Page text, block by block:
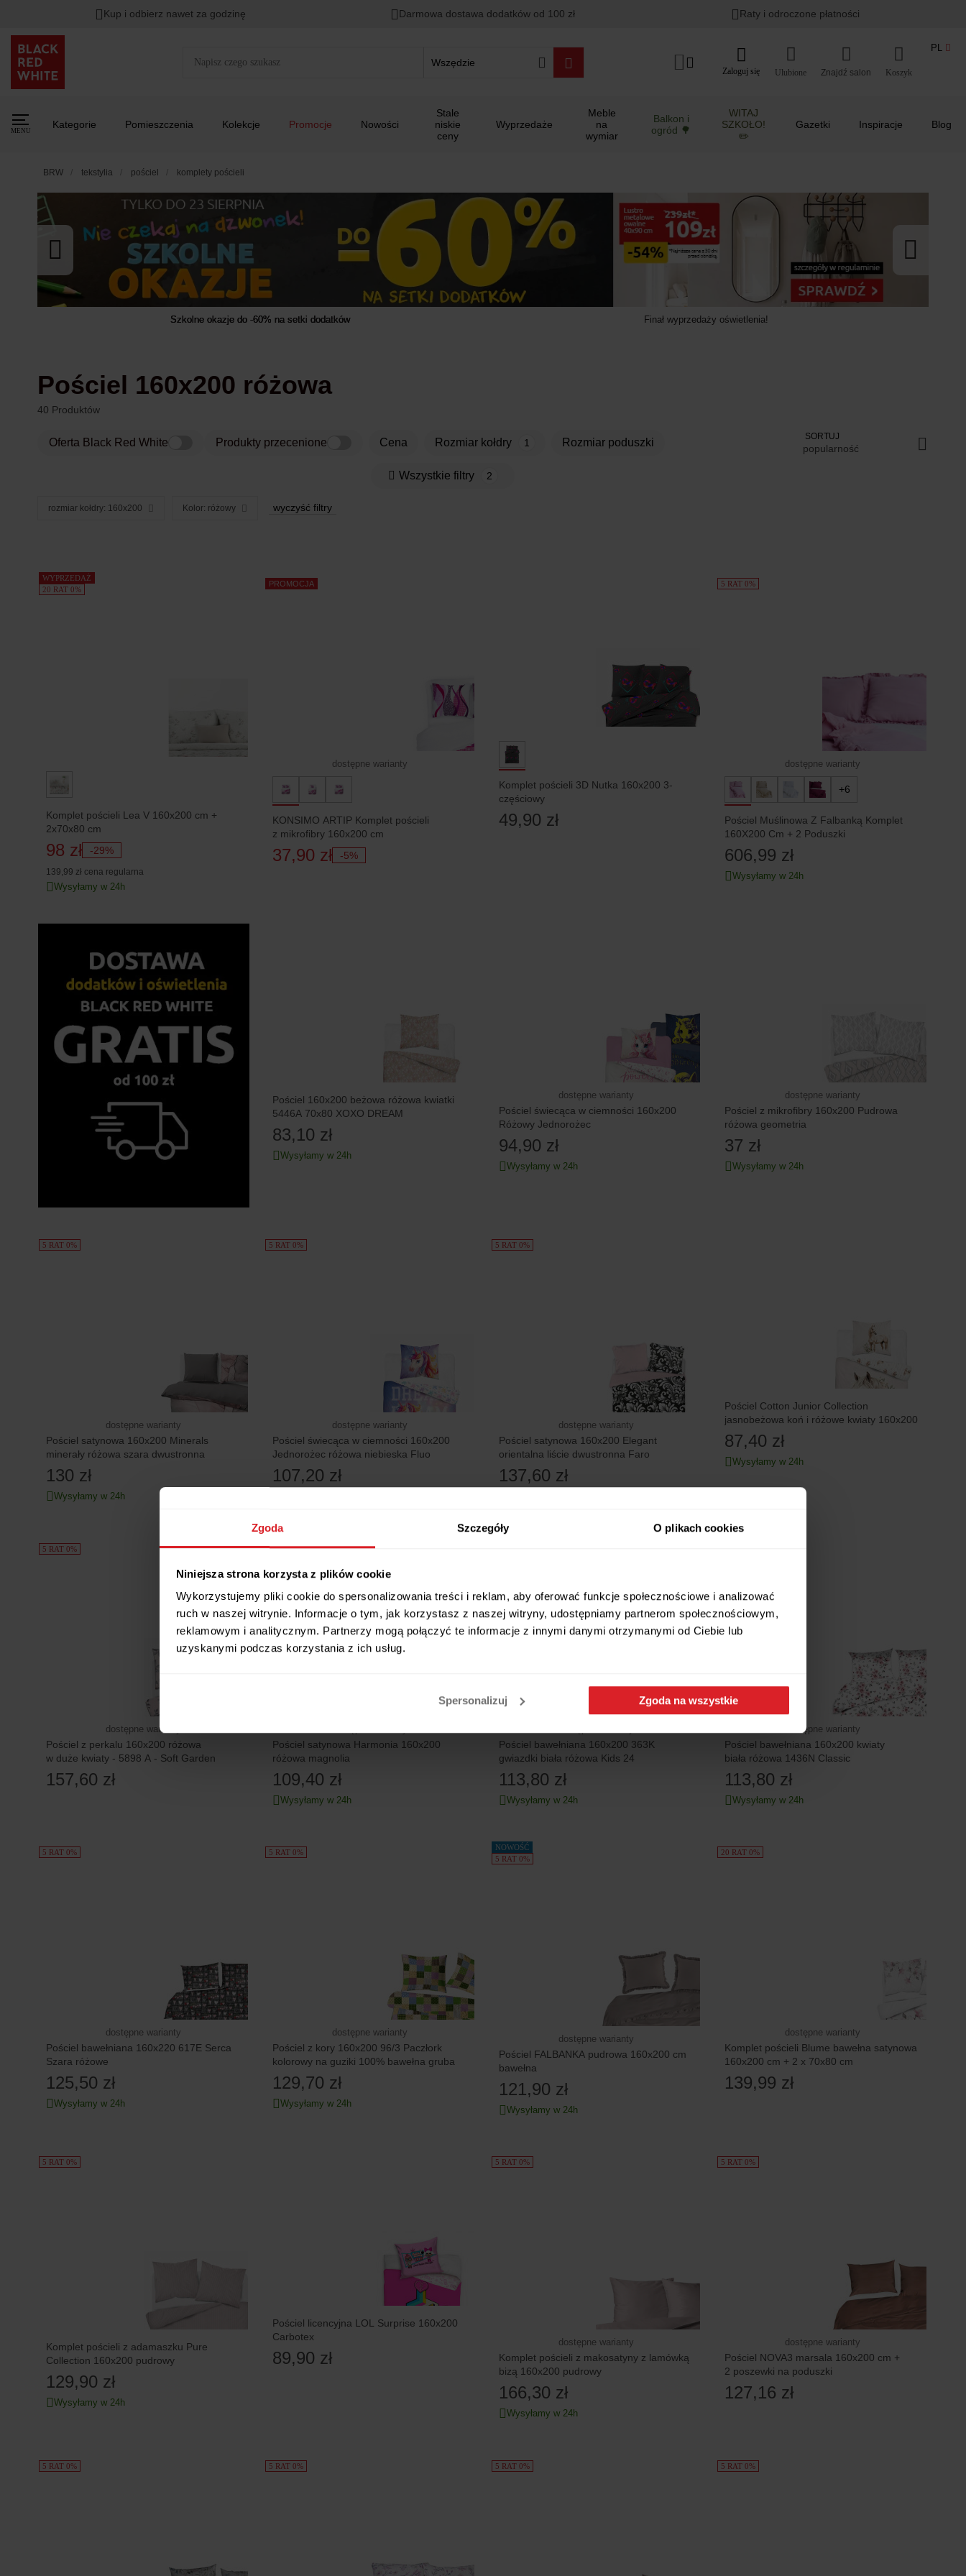
Zgoda Szczegóły O plikach cookies
Niniejsza strona korzysta z plików cookie
Wykorzystujemy pliki cookie do spersonalizowania treści i reklam, aby oferować funkcje społecznościowe i analizować
ruch w naszej witrynie. Informacje o tym, jak korzystasz z naszej witryny, udostępniamy partnerom społecznościowym,
reklamowym i analitycznym. Partnerzy mogą połączyć te informacje z innymi danymi otrzymanymi od Ciebie lub
uzyskanymi podczas korzystania z ich usług.
Spersonalizuj Zgoda na wszystkie
Rabat naHITY DNIA przy zapisie na Newsletter. 00 : Lato w ogrodzie i na balkonie >
Kup i odbierz nawet za godzinę Darmowa dostawa dodatków od 100 zł Raty i odroczone płatności
Wszędzie
Zaloguj się Ulubione Koszyk
PL
MENU
Kategorie Pomieszczenia Kolekcje Promocje Nowości
Stale
niskie
ceny
Wyprzedaże
Meble
na
wymiar
Balkon i
ogród 🌳
WITAJ
SZKOŁO!
✏️
Gazetki Inspiracje Blog
BRW tekstylia pościel komplety pościeli
Szkolne okazje do -60% na setki dodatków Finał wyprzedaży oświetlenia!
Pościel 160x200 różowa
40 Produktów
Oferta Black Red White Produkty przecenione Cena rozmiar kołdry 1 rozmiar poduszki
Wszystkie filtry 2
rozmiar kołdry: 160x200 Kolor: różowy wyczyść filtry
SORTUJ
popularność
Produkty
WYPRZEDAŻ
20 RAT 0%
Komplet pościeli Lea V 160x200 cm +
2x70x80 cm
98 zł -29%
139,99 zł cena regularna
Wysyłamy w 24h
PROMOCJA
dostępne warianty
KONSIMO ARTIP Komplet pościeli
z mikrofibry 160x200 cm
37,90 zł -5%
Komplet pościeli 3D Nutka 160x200 3-
częściowy
49,90 zł
5 RAT 0%
dostępne warianty
+6
Pościel Muślinowa Z Falbanką Komplet
160X200 Cm + 2 Poduszki
606,99 zł
Wysyłamy w 24h
Pościel 160x200 beżowa różowa kwiatki
5446A 70x80 XOXO DREAM
83,10 zł
Wysyłamy w 24h
dostępne warianty
Pościel świecąca w ciemności 160x200
Różowy Jednorożec
94,90 zł
Wysyłamy w 24h
dostępne warianty
Pościel z mikrofibry 160x200 Pudrowa
różowa geometria
37 zł
Wysyłamy w 24h
5 RAT 0%
dostępne warianty
Pościel satynowa 160x200 Minerals
minerały różowa szara dwustronna
130 zł
Wysyłamy w 24h
5 RAT 0%
dostępne warianty
Pościel świecąca w ciemności 160x200
Jednorożec różowa niebieska Fluo
107,20 zł
5 RAT 0%
dostępne warianty
Pościel satynowa 160x200 Elegant
orientalna liście dwustronna Faro
137,60 zł
Pościel Cotton Junior Collection
jasnobeżowa koń i różowe kwiaty 160x200
87,40 zł
Wysyłamy w 24h
5 RAT 0%
dostępne warianty
Pościel z perkalu 160x200 różowa
w duże kwiaty - 5898 A - Soft Garden
157,60 zł
5 RAT 0%
Pościel satynowa Harmonia 160x200
różowa magnolia
109,40 zł
Wysyłamy w 24h
Pościel bawełniana 160x200 363K
gwiazdki biała różowa Kids 24
113,80 zł
Wysyłamy w 24h
dostępne warianty
Pościel bawełniana 160x200 kwiaty
biała różowa 1436N Classic
113,80 zł
Wysyłamy w 24h
5 RAT 0%
dostępne warianty
Pościel bawełniana 160x220 617E Serca
Szara różowe
125,50 zł
Wysyłamy w 24h
5 RAT 0%
dostępne warianty
Pościel z kory 160x200 96/3 Paczłork
kolorowy na guziki 100% bawełna gruba
129,70 zł
Wysyłamy w 24h
NOWOŚĆ
5 RAT 0%
dostępne warianty
Pościel FALBANKA pudrowa 160x200 cm
bawełna
121,90 zł
Wysyłamy w 24h
20 RAT 0%
dostępne warianty
Komplet pościeli Blume bawełna satynowa
160x200 cm + 2 x 70x80 cm
139,99 zł
5 RAT 0%
Komplet pościeli z adamaszku Pure
Collection 160x200 pudrowy
129,90 zł
Wysyłamy w 24h
Pościel licencyjna LOL Surprise 160x200
Carbotex
89,90 zł
5 RAT 0%
dostępne warianty
Komplet pościeli z makosatyny z lamówką
bizą 160x200 pudrowy
166,30 zł
Wysyłamy w 24h
5 RAT 0%
dostępne warianty
Pościel NOVA3 marsala 160x200 cm +
2 poszewki na poduszki
127,16 zł
5 RAT 0% 5 RAT 0% 5 RAT 0% 5 RAT 0%